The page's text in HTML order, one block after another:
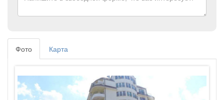
Фото Карта